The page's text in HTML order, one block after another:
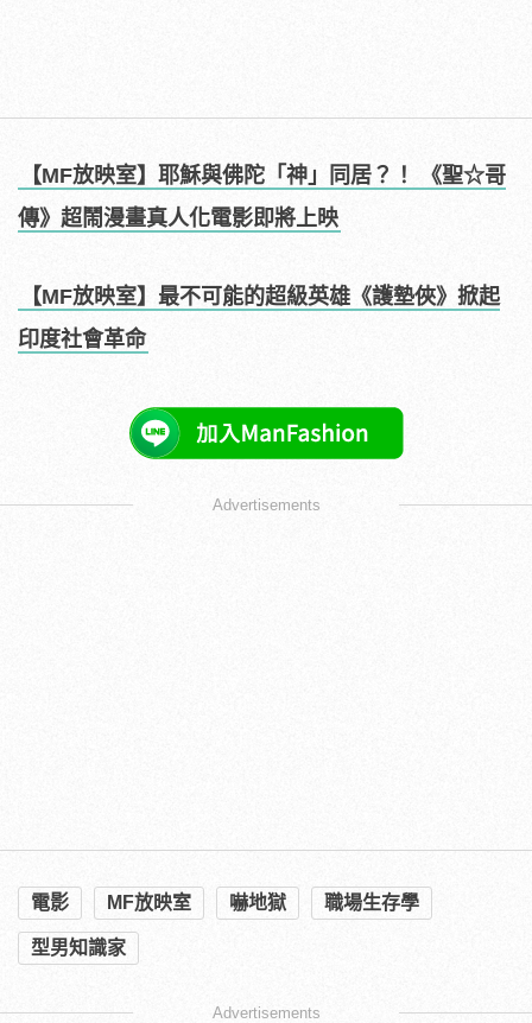
【MF放映室】耶穌與佛陀「神」同居？！ 《聖☆哥
傳》超鬧漫畫真人化電影即將上映
【MF放映室】最不可能的超級英雄《護墊俠》掀起
印度社會革命
Advertisements
電影 MF放映室 嚇地獄 職場生存學
型男知識家
Advertisements